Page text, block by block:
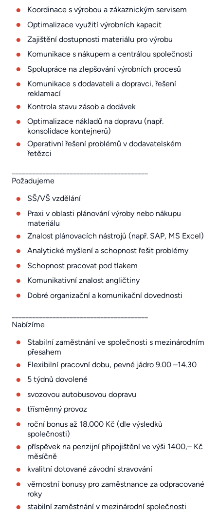
Koordinace s výrobou a zákaznickým servisem
Optimalizace využití výrobních kapacit
Zajištění dostupnosti materiálu pro výrobu
Komunikace s nákupem a centrálou společnosti
Spolupráce na zlepšování výrobních procesů
Komunikace s dodavateli a dopravci, řešení
reklamací
Kontrola stavu zásob a dodávek
Optimalizace nákladů na dopravu (např.
konsolidace kontejnerů)
Operativní řešení problémů v dodavatelském
řetězci
Požadujeme
SŠ/VŠ vzdělání
Praxi v oblasti plánování výroby nebo nákupu
materiálu
Znalost plánovacích nástrojů (např. SAP, MS Excel)
Analytické myšlení a schopnost řešit problémy
Schopnost pracovat pod tlakem
Komunikativní znalost angličtiny
Dobré organizační a komunikační dovednosti
Nabízíme
Stabilní zaměstnání ve společnosti s mezinárodním
přesahem
Flexibilní pracovní dobu, pevné jádro 9.00 –14.30
5 týdnů dovolené
svozovou autobusovou dopravu
třísměnný provoz
roční bonus až 18.000 Kč (dle výsledků
společnosti)
příspěvek na penzijní připojištění ve výši 1400,– Kč
měsíčně
kvalitní dotované závodní stravování
věrnostní bonusy pro zaměstnance za odpracované
roky
stabilní zaměstnání v mezinárodní společnosti